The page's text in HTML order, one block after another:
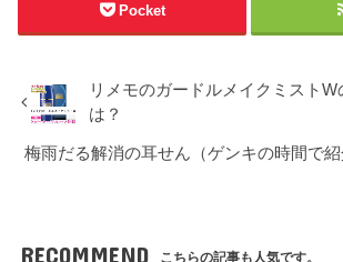
Pocket
リメモのガードルメイクミスト
は？
梅雨だる解消の耳せん（ゲンキの時間で
RECOMMEND こちらの記事も人気です。